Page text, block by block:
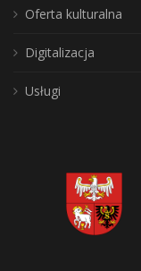
Oferta kulturalna
Digitalizacja
Usługi